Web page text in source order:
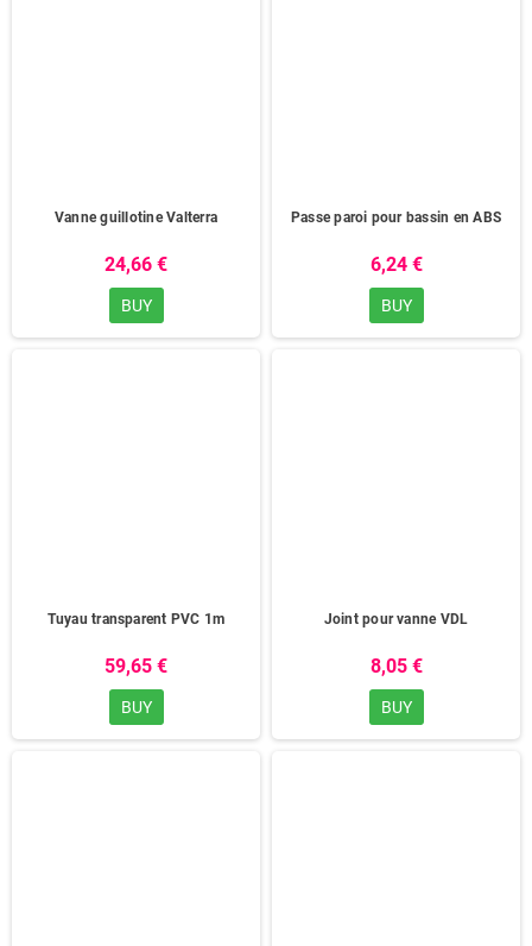
Vanne guillotine Valterra
24,66 €
BUY
Passe paroi pour bassin en ABS
6,24 €
BUY
Tuyau transparent PVC 1m
59,65 €
BUY
Joint pour vanne VDL
8,05 €
BUY